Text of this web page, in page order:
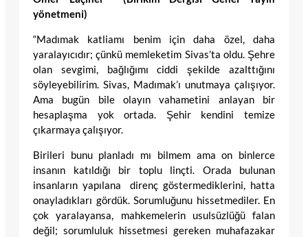
yönetmeni)
“Madımak katliamı benim için daha özel, daha
yaralayıcıdır; çünkü memleketim Sivas’ta oldu. Şehre
olan sevgimi, bağlığımı ciddi şekilde azalttığını
söyleyebilirim. Sivas, Madımak’ı unutmaya çalışıyor.
Ama bugün bile olayın vahametini anlayan bir
hesaplaşma yok ortada. Şehir kendini temize
çıkarmaya çalışıyor.
Birileri bunu planladı mı bilmem ama on binlerce
insanın katıldığı bir toplu linçti. Orada bulunan
insanların yapılana direnç göstermediklerini, hatta
onayladıkları gördük. Sorumluğunu hissetmediler. En
çok yaralayansa, mahkemelerin usulsüzlüğü falan
değil; sorumluluk hissetmesi gereken muhafazakar